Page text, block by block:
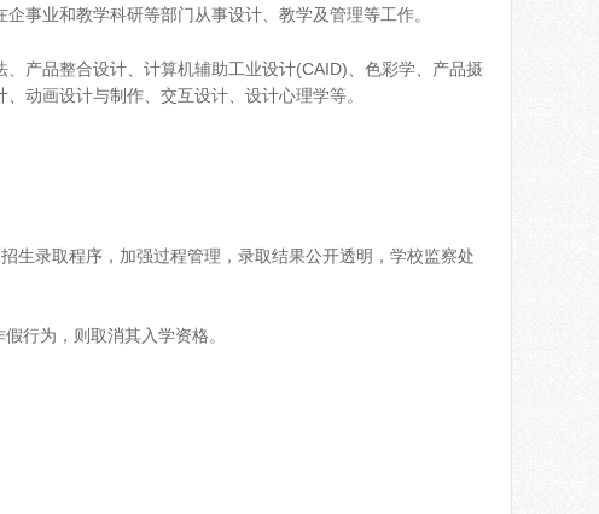
事业和教学科研等部门从事设计、教学及管理等工作。
品整合设计、计算机辅助工业设计(CAID)、色彩学、产品摄
动画设计与制作、交互设计、设计心理学等。
录取程序，加强过程管理，录取结果公开透明，学校监察处
行为，则取消其入学资格。